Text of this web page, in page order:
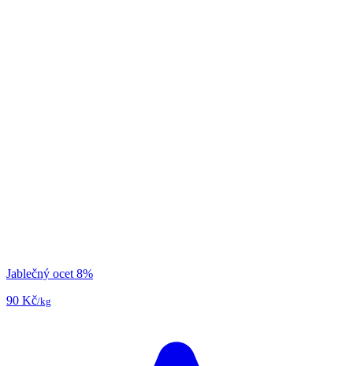
Jablečný ocet 8%
90 Kč/kg